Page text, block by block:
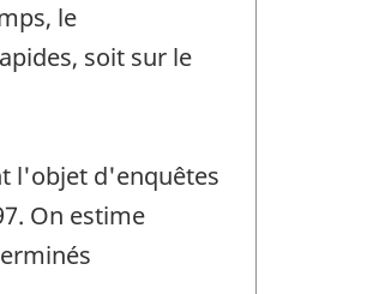
le
soit sur le
l'objet d'enquêtes
On estime